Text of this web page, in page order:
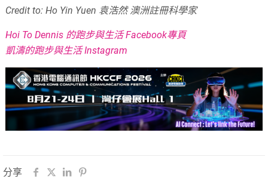
Credit to: Ho Yin Yuen 袁浩然 澳洲註冊科學家
Hoi To Dennis 的跑步與生活 Facebook專頁
凱濤的跑步與生活 Instagram
分享